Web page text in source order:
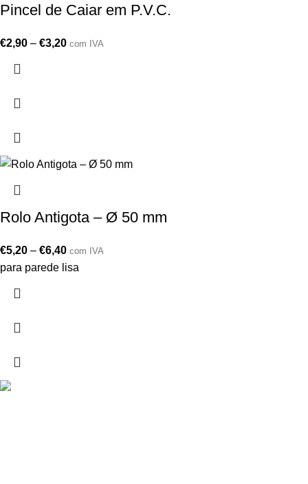
Pincel de Caiar em P.V.C.
€2,90 – €3,20 com IVA
Rolo Antigota – Ø 50 mm
€5,20 – €6,40 com IVA
para parede lisa